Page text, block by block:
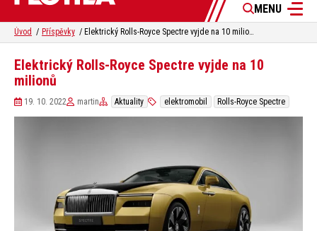
MENU
Úvod Příspěvky Elektrický Rolls-Royce Spectre vyjde na 10 milionů
Elektrický Rolls-Royce Spectre vyjde na 10
milionů
19. 10. 2022 martin Aktuality elektromobil Rolls-Royce Spectre